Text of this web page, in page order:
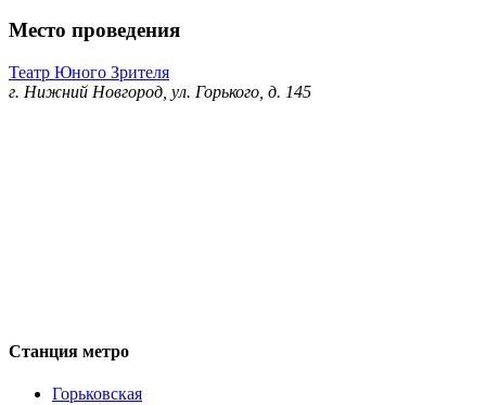
Место проведения
Театр Юного Зрителя
г. Нижний Новгород, ул. Горького, д. 145
Станция метро
Горьковская